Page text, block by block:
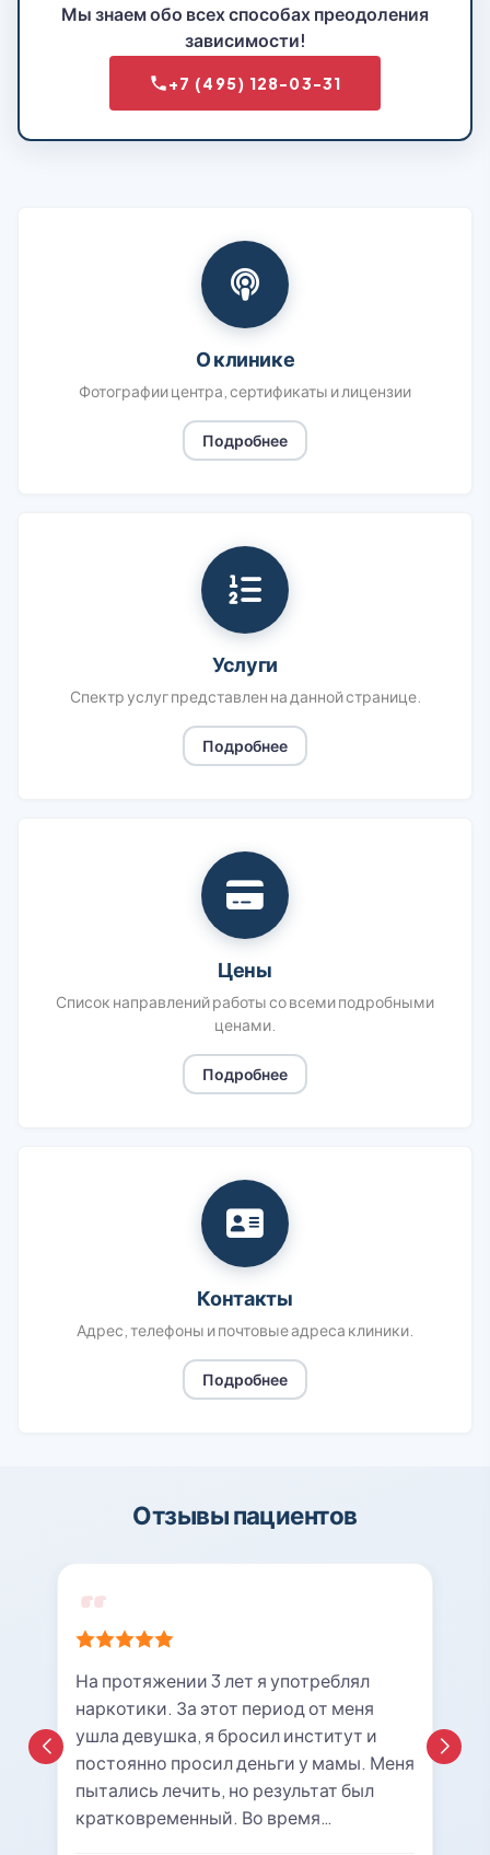
Мы знаем обо всех способах преодоления
зависимости!
+7 (495) 128-03-31
О клинике
Фотографии центра, сертификаты и лицензии
Подробнее
Услуги
Спектр услуг представлен на данной странице.
Подробнее
Цены
Список направлений работы со всеми подробными
ценами.
Подробнее
Контакты
Адрес, телефоны и почтовые адреса клиники.
Подробнее
Отзывы пациентов
На протяжении 3 лет я употреблял
наркотики. За этот период от меня
ушла девушка, я бросил институт и
постоянно просил деньги у мамы. Меня
пытались лечить, но результат был
кратковременный. Во время